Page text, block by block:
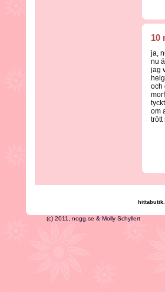
10
ja,
nu
jag
och
om
trött
(c) 2011, nogg.se &